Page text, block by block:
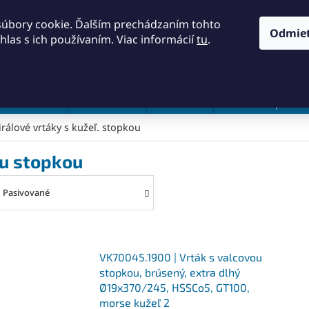
cookie. Ďalším prechádzaním tohto
s ich používaním. Viac informáciítu.
vrtáky s kužeľ. stopkou
stopkou
Pasivované
VK70045.1900 | Vrták s valcovou
stopkou, brúsený, extra dlhý
Ø19x370/245, HSSCo5, GT100,
morse kužeľ 2